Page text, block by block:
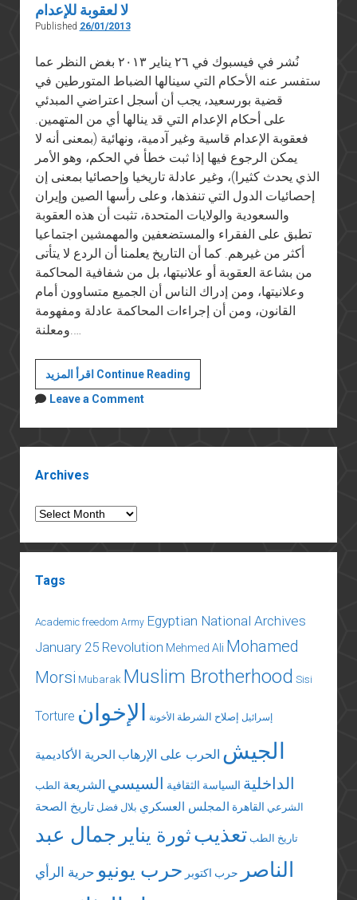
لا لعقوبة للإعدام
Published 26/01/2013
نُشر في فيسبوك في ٢٦ يناير ٢٠١٣ بغض النظر عما
ستفسر عنه الأحكام التي سينالها الضباط المتورطين في
قضية بورسعيد، يجب أن أسجل اعتراضي المبدئي
على أحكام الإعدام التي قد ينالها أي من المتهمين.
فعقوبة الإعدام قاسية وغير آدمية، ونهائية (بمعنى أنه لا
يمكن الرجوع فيها إذا ثبت خطأ في الحكم، وهو الأمر
الذي يحدث كثيرا)، وغير عادلة تاريخيا وإحصائيا بمعنى إن
إحصائيات الدول التي تنفذها، وعلى رأسها الصين وإيران
والسعودية والولايات المتحدة، تثبت أن هذه العقوبة
تطبق على الفقراء والمستضعفين والمهمشين اجتماعيا
أكثر من غيرهم. كما أن التاريخ يعلمنا أن الردع لا يتأتى
من بشاعة العقوبة أو علانيتها، بل من شفافية المحاكمة
وعلانيتها، ومن إدراك الناس أن الجميع متساوون أمام
القانون، ومن أن إجراءات المحاكمة عادلة ومفهومة
ومعلنة.…
اقرأ المزيد Continue Readingلا
لعقوبة
Leave a Comment
Archives
Archives
Tags
Academic freedom Army Egyptian National Archives
January 25 Revolution Mehmed Ali Mohamed
Morsi Mubarak Muslim Brotherhood Sisi
Torture إسرائيل إصلاح الشرطة الأخونة الإخوان
الجيش الحرب على الإرهاب الحرية الأكاديمية
الداخلية السياسة الثقافية السيسي الشريعة الطب
الشرعي القاهرة المجلس العسكري بلال فضل تاريخ الصحة
تاريخ الطب تعذيبثورة يناير جمال عبد
الناصر
حرب اكتوبر حرب يونيو حرية الرأي